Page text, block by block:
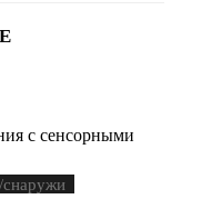
с сенсорными
снаружи